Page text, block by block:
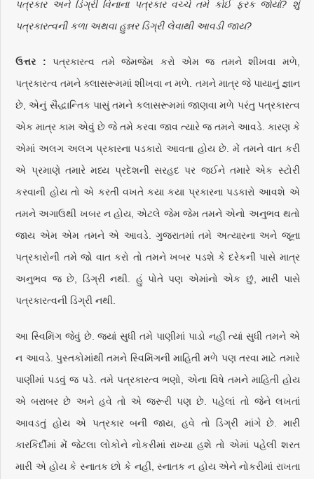
પત્રકાર અને ડિગ્રી વિનાના પત્રકાર વચ્ચે તમે કોઈ ફરક જોયો? શું
પત્રકારત્વની કળા અથવા હુન્નર ડિગ્રી લેવાથી આવડી જાય?
ઉત્તર : પત્રકારત્વ તમે જેમજેમ કરો એમ જ તમને શીખવા મળે,
પત્રકારત્વ તમને ક્લાસરૂમમાં શીખવા ન મળે. તમને માત્ર જે પાયાનું જ્ઞાન
છે, એનું સૈદ્ધાન્તિક પાસું તમને કલાસરૂમમાં જાણવા મળે પરંતુ પત્રકારત્વ
એક માત્ર કામ એવું છે જે તમે કરવા જાવ ત્યારે જ તમને આવડે. કારણ કે
એમાં અલગ અલગ પ્રકારના પડકારો આવતા હોય છે. મેં તમને વાત કરી
એ પ્રમાણે તમારે મધ્ય પ્રદેશની સરહદ પર જઈને તમારે એક સ્ટોરી
કરવાની હોય તો એ કરતી વખતે કયા કયા પ્રકારના પડકારો આવશે એ
તમને અગાઉથી ખબર ન હોય, એટલે જેમ જેમ તમને એનો અનુભવ થતો
જાય એમ એમ તમને એ આવડે. ગુજરાતમાં તમે અત્યારના અને જૂના
પત્રકારોની તમે જો વાત કરો તો તમને ખબર પડશે કે દરેકની પાસે માત્ર
અનુભવ જ છે, ડિગ્રી નથી. હું પોતે પણ એમાંનો એક છું, મારી પાસે
પત્રકારત્વની ડિગ્રી નથી.
આ સ્વિમિંગ જેવું છે. જ્યાં સુધી તમે પાણીમાં પાડો નહીં ત્યાં સુધી તમને એ
ન આવડે. પુસ્તકોમાંથી તમને સ્વિમિંગની માહિતી મળે પણ તરવા માટે તમારે
પાણીમાં પડવું જ પડે. તમે પત્રકારત્વ ભણો, એના વિષે તમને માહિતી હોય
એ બરાબર છે અને હવે તો એ જરૂરી પણ છે. પહેલાં તો જેને લખતાં
આવડતું હોય એ પત્રકાર બની જાય, હવે તો ડિગ્રી માંગે છે. મારી
કારકિર્દીમાં મેં જેટલા લોકોને નોકરીમાં રાખ્યા હશે તો એમાં પહેલી શરત
મારી એ હોય કે સ્નાતક છો કે નહીં, સ્નાતક ન હોય એને નોકરીમાં રાખતા